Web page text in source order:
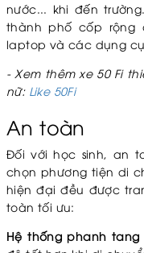
nước... khi đến
thành phố cốp rộng
laptop và các dụng
- Xem thêm xe 50 Fi
nữ: Like 50Fi
An toàn
Đối với học sinh, an
chọn phương tiện di
hiện đại đều được
toàn tối ưu:
Hệ thống phanh tang